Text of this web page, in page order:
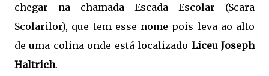
chegar na chamada Escada Escolar (Scara
Scolarilor), que tem esse nome pois leva ao alto
de uma colina onde está localizado Liceu Joseph
Haltrich.